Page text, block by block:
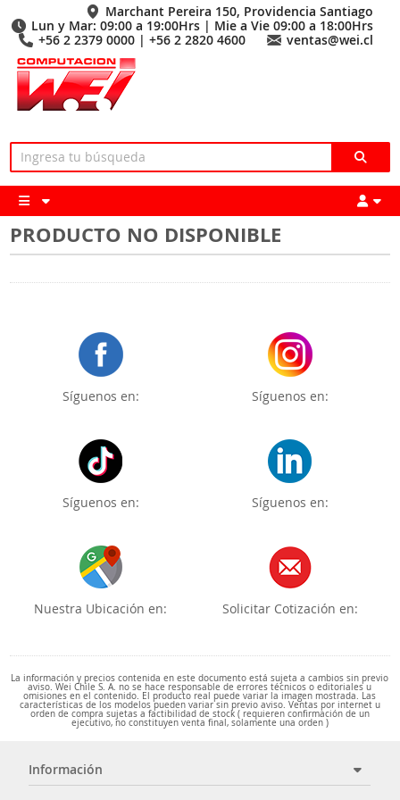
Marchant Pereira 150, Providencia Santiago
Lun y Mar: 09:00 a 19:00Hrs | Mie a Vie 09:00 a 18:00Hrs
+56 2 2379 0000 | +56 2 2820 4600
ventas@wei.cl
PRODUCTO NO DISPONIBLE
Síguenos en: Síguenos en:
Síguenos en: Síguenos en:
Nuestra Ubicación en: Solicitar Cotización en:
La información y precios contenida en este documento está sujeta a cambios sin previo
aviso. Wei Chile S. A. no se hace responsable de errores técnicos o editoriales u
omisiones en el contenido. El producto real puede variar la imagen mostrada. Las
características de los modelos pueden variar sin previo aviso. Ventas por internet u
orden de compra sujetas a factibilidad de stock ( requieren confirmación de un
ejecutivo, no constituyen venta final, solamente una orden )
Información